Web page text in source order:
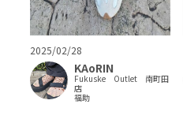
2025/02/28
KAoRIN
Fukuske Outlet 南町田
店
福助